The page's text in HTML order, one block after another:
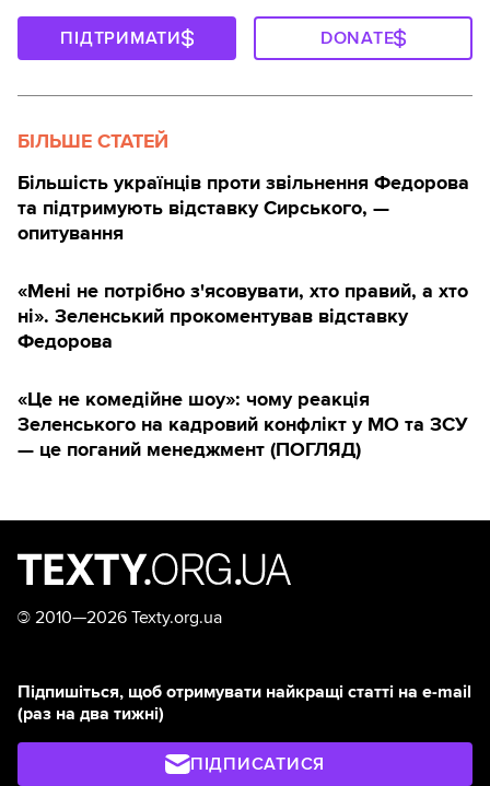
ПІДТРИМАТИ DONATE
БІЛЬШЕ СТАТЕЙ
Більшість українців проти звільнення Федорова
та підтримують відставку Сирського, —
опитування
«Мені не потрібно з'ясовувати, хто правий, а хто
ні». Зеленський прокоментував відставку
Федорова
«Це не комедійне шоу»: чому реакція
Зеленського на кадровий конфлікт у МО та ЗСУ
— це поганий менеджмент (ПОГЛЯД)
© 2010—2026 Texty.org.ua
Підпишіться, щоб отримувати найкращі статті на e-mail
(раз на два тижні)
ПІДПИСАТИСЯ